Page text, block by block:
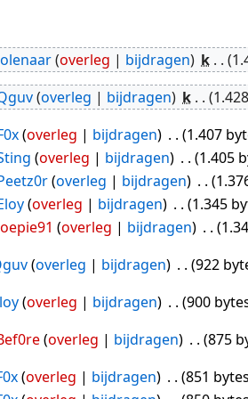
overleg bijdragen k
overleg bijdragen k
overleg bijdragen
1.407
overleg bijdragen
1.405
overleg bijdragen
overleg bijdragen
1.345
overleg bijdragen
overleg bijdragen
922
overleg bijdragen
900
overleg bijdragen
875
overleg bijdragen
851